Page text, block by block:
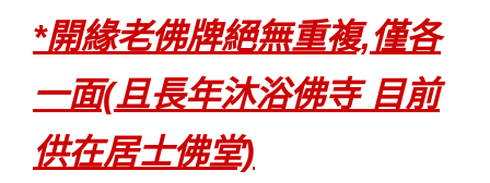
*開緣老佛牌絕無重複,僅各
一面(且長年沐浴佛寺 目前
供在居士佛堂)